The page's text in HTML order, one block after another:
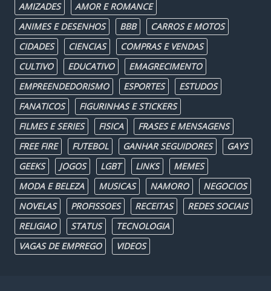
AMIZADES
AMOR E ROMANCE
ANIMES E DESENHOS
BBB
CARROS E MOTOS
CIDADES
CIENCIAS
COMPRAS E VENDAS
CULTIVO
EDUCATIVO
EMAGRECIMENTO
EMPREENDEDORISMO
ESPORTES
ESTUDOS
FANATICOS
FIGURINHAS E STICKERS
FILMES E SERIES
FISICA
FRASES E MENSAGENS
FREE FIRE
FUTEBOL GANHAR SEGUIDORES
GAYS
GEEKS
JOGOS LGBT LINKS
MEMES
MODA E BELEZA
MUSICAS NAMORO
NEGOCIOS
NOVELAS
PROFISSOES RECEITAS
REDES SOCIAIS
RELIGIAO
STATUS
TECNOLOGIA
VAGAS DE EMPREGO
VIDEOS